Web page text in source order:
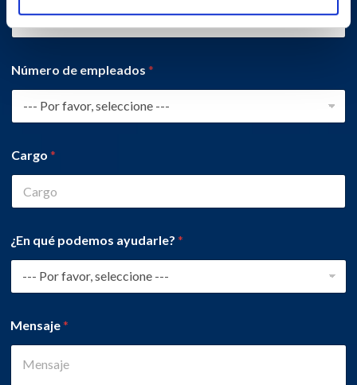
--- Por favor, seleccione ---
Número de empleados *
Cargo *
¿En qué podemos ayudarle? *
Mensaje*